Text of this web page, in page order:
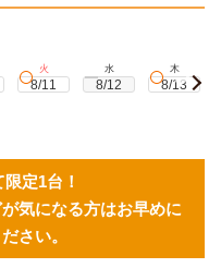
火
8/11
水
8/12
木
8/13
定1台！
気になる方はお早めに
さい。